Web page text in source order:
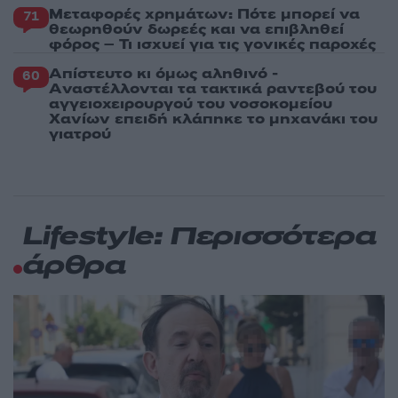
71 Μεταφορές χρημάτων: Πότε μπορεί να
θεωρηθούν δωρεές και να επιβληθεί
φόρος – Τι ισχυεί για τις γονικές παροχές
60 Απίστευτο κι όμως αληθινό -
Aναστέλλονται τα τακτικά ραντεβού του
αγγειοχειρουργού του νοσοκομείου
Χανίων επειδή κλάπηκε το μηχανάκι του
γιατρού
Lifestyle: Περισσότερα
άρθρα